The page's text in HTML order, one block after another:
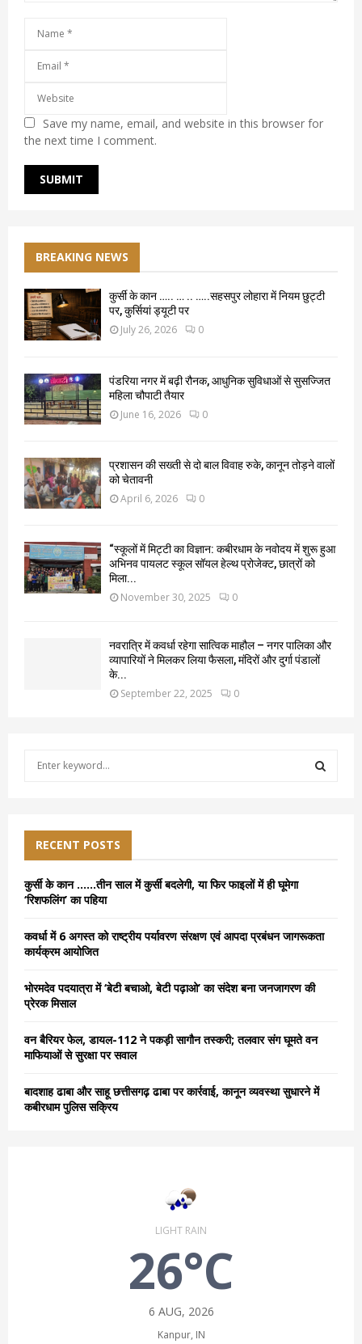
Save my name, email, and website in this browser for
the next time I comment.
BREAKING NEWS
कुर्सी के कान ….. … .. …..सहसपुर लोहारा में नियम छुट्टी
पर, कुर्सियां ड्यूटी पर
July 26, 2026 0
पंडरिया नगर में बढ़ी रौनक, आधुनिक सुविधाओं से सुसज्जित
महिला चौपाटी तैयार
June 16, 2026 0
प्रशासन की सख्ती से दो बाल विवाह रुके, कानून तोड़ने वालों
को चेतावनी
April 6, 2026 0
“स्कूलों में मिट्टी का विज्ञान: कबीरधाम के नवोदय में शुरू हुआ
अभिनव पायलट स्कूल सॉयल हेल्थ प्रोजेक्ट, छात्रों को
मिला...
November 30, 2025 0
नवरात्रि में कवर्धा रहेगा सात्विक माहौल – नगर पालिका और
व्यापारियों ने मिलकर लिया फैसला, मंदिरों और दुर्गा पंडालों
के...
September 22, 2025 0
f
o
r
RECENT POSTS
कुर्सी के कान ……तीन साल में कुर्सी बदलेगी, या फिर फाइलों में ही घूमेगा
‘रिशफलिंग’ का पहिया
कवर्धा में 6 अगस्त को राष्ट्रीय पर्यावरण संरक्षण एवं आपदा प्रबंधन जागरूकता
कार्यक्रम आयोजित
भोरमदेव पदयात्रा में ‘बेटी बचाओ, बेटी पढ़ाओ’ का संदेश बना जनजागरण की
प्रेरक मिसाल
वन बैरियर फेल, डायल-112 ने पकड़ी सागौन तस्करी; तलवार संग घूमते वन
माफियाओं से सुरक्षा पर सवाल
बादशाह ढाबा और साहू छत्तीसगढ़ ढाबा पर कार्रवाई, कानून व्यवस्था सुधारने में
कबीरधाम पुलिस सक्रिय
LIGHT RAIN
26°C
6 AUG, 2026
Kanpur, IN